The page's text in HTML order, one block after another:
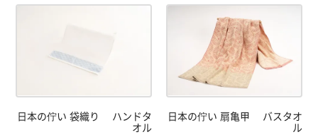
日本の佇い 袋織り ハンドタ
オル
日本の佇い 扇亀甲 バスタオ
ル